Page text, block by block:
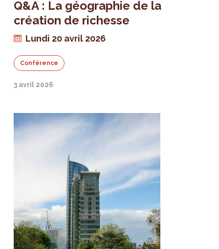
Q&A : La géographie de la
création de richesse
Lundi 20 avril 2026
Conférence
3 avril 2026